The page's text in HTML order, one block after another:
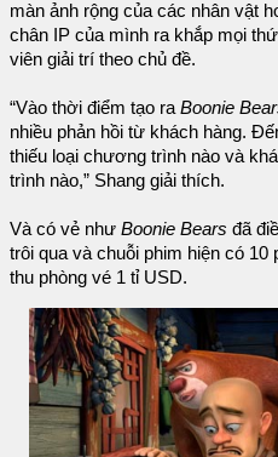
màn ảnh rộng của các nhân vật
chân IP của mình ra khắp mọi
viên giải trí theo chủ đề.
“Vào thời điểm tạo ra Boonie
nhiều phản hồi từ khách hàng.
thiếu loại chương trình nào và
trình nào,” Shang giải thích.
Và có vẻ như Boonie Bears đã
trôi qua và chuỗi phim hiện có
thu phòng vé 1 tỉ USD.